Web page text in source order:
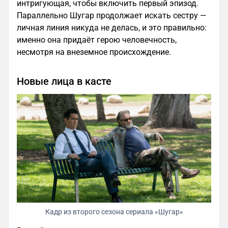
интригующая, чтобы включить первый эпизод.
Параллельно Шугар продолжает искать сестру —
личная линия никуда не делась, и это правильно:
именно она придаёт герою человечность,
несмотря на внеземное происхождение.
Новые лица в касте
Кадр из второго сезона сериала «Шугар»